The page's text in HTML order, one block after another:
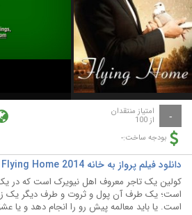
- امتیاز منتقدان
از 100
بودجه ساخت:-
دانلود فیلم پرواز به خانه Flying Home 2014
کولین یک تاجر معروف اهل نیویرک است که در
است؛ یک طرف آن پول و ثروت و طرف دیگر یک
است. یا باید معالمه پیش رو را انجام دهد و یا